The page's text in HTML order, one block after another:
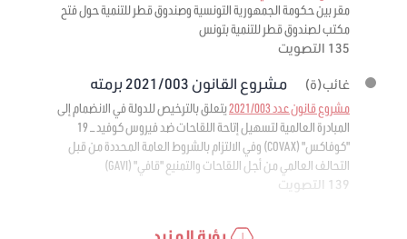
مقر بين حكومة الجمهورية التونسية وصندوق قطر للتنمية حول فتح
مكتب لصندوق قطر للتنمية بتونس
135 التصويت
غائب(ة) مشروع القانون 2021/003 برمته
مشروع قانون عدد 2021/003
يتعلق بالترخيص للدولة في الانضمام إلى
المبادرة العالمية لتسهيل إتاحة اللقاحات ضد فيروس كوفيد – 19
"كوفاكس" (COVAX) وفي الالتزام بالشروط العامة المحددة من قبل
التحالف العالمي من أجل اللقاحات والتمنيع "قافي" (GAVI)
139 التصويت